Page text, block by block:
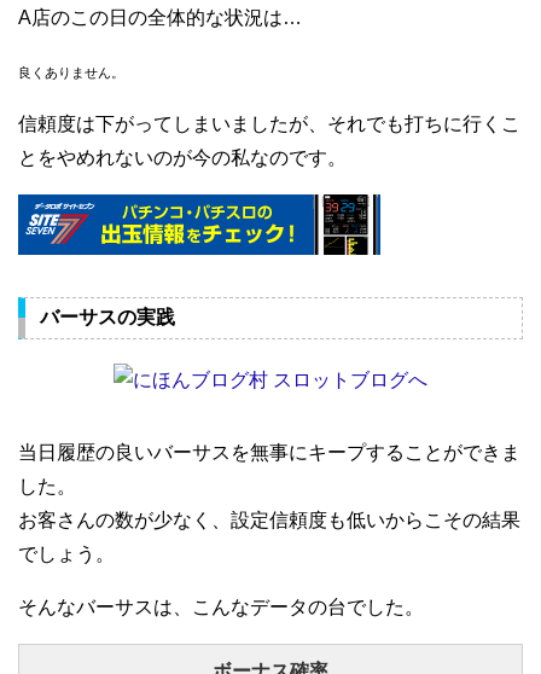
A店のこの日の全体的な状況は…
良くありません。
信頼度は下がってしまいましたが、それでも打ちに行くこ
とをやめれないのが今の私なのです。
バーサスの実践
当日履歴の良いバーサスを無事にキープすることができま
した。
お客さんの数が少なく、設定信頼度も低いからこその結果
でしょう。
そんなバーサスは、こんなデータの台でした。